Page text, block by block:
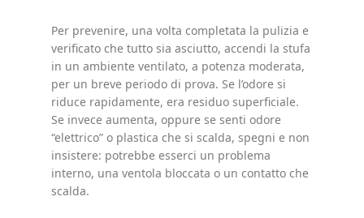
Per prevenire, una volta completata la pulizia e
verificato che tutto sia asciutto, accendi la stufa
in un ambiente ventilato, a potenza moderata,
per un breve periodo di prova. Se l’odore si
riduce rapidamente, era residuo superficiale.
Se invece aumenta, oppure se senti odore
“elettrico” o plastica che si scalda, spegni e non
insistere: potrebbe esserci un problema
interno, una ventola bloccata o un contatto che
scalda.